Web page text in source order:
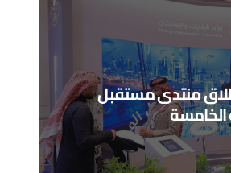
منتدى مستقبل
الخامسة